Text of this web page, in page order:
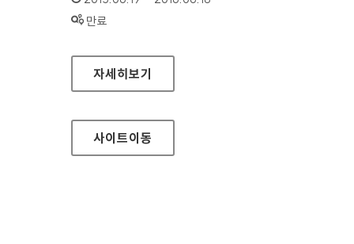
상태 :
만료
쏠리드 국문 홈페이지
자세히보기
사이트이동